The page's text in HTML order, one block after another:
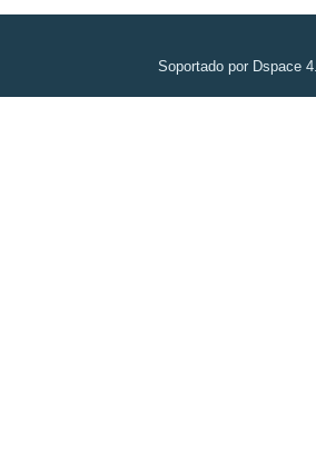
Soportado por Dspace